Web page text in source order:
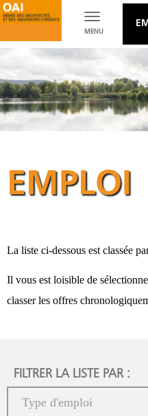
Toggle
navigation
MENU
EMPLOI
La liste ci-dessous est classée
Il vous est loisible de
classer les offres
FILTRER LA LISTE PAR :